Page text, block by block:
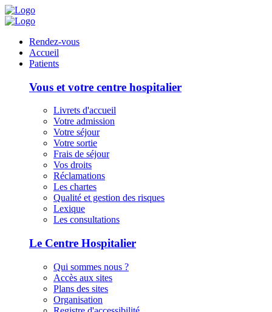
Rendez-vous
Accueil
Patients
Vous et votre centre hospitalier
Livrets d'accueil
Votre admission
Votre séjour
Votre sortie
Frais de séjour
Vos droits
Réclamations
Les chartes
Qualité et gestion des risques
Lexique
Les consultations
Le Centre Hospitalier
Qui sommes nous ?
Accès aux sites
Plans des sites
Organisation
Panneau de gestion des cookies